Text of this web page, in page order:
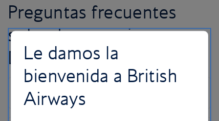
Preguntas frecuentes
sobre las vacaciones en
Dallas
Le damos la
bienvenida a British
Airways